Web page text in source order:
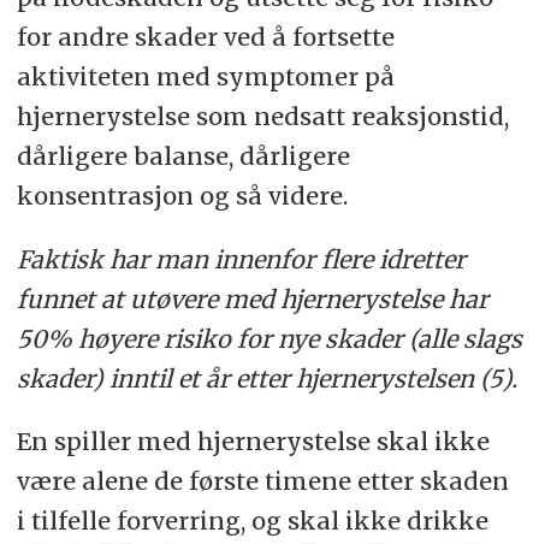
for andre skader ved å fortsette
aktiviteten med symptomer på
hjernerystelse som nedsatt reaksjonstid,
dårligere balanse, dårligere
konsentrasjon og så videre.
Faktisk har man innenfor flere idretter
funnet at utøvere med hjernerystelse har
50% høyere risiko for nye skader (alle slags
skader) inntil et år etter hjernerystelsen (5).
En spiller med hjernerystelse skal ikke
være alene de første timene etter skaden
i tilfelle forverring, og skal ikke drikke